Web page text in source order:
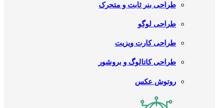
طراحی بنر ثابت و متحرک
طراحی لوگو
طراحی کارت ویزیت
طراحی کاتالوگ و بروشور
روتوش عکس